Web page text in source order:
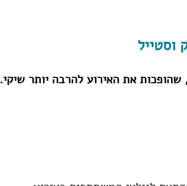
וסטייל
את האירוע להרבה יותר שיקי.